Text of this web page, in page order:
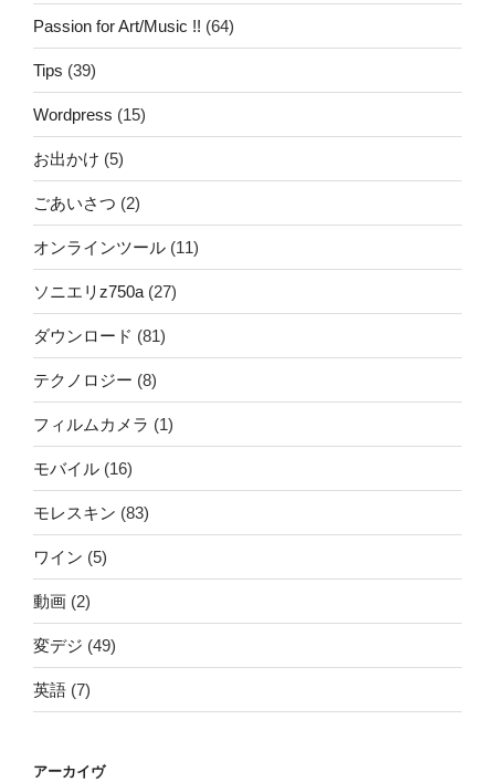
Passion for Art/Music !! (64)
Tips (39)
Wordpress (15)
お出かけ (5)
ごあいさつ (2)
オンラインツール (11)
ソニエリz750a (27)
ダウンロード (81)
テクノロジー (8)
フィルムカメラ (1)
モバイル (16)
モレスキン (83)
ワイン (5)
動画 (2)
変デジ (49)
英語 (7)
アーカイヴ